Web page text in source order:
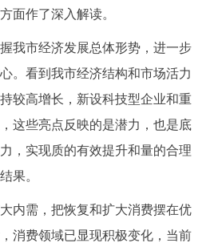
在线访谈
十六区概览 人文北京
图说北京 视频北京
한국어
面作了深入解读。
市经济发展总体形势，进一步
。看到我市经济结构和市场活力
较高增长，新设科技型企业和重
这些亮点反映的是潜力，也是底
，实现质的有效提升和量的合理
果。
需，把恢复和扩大消费摆在优
消费领域已显现积极变化，当前